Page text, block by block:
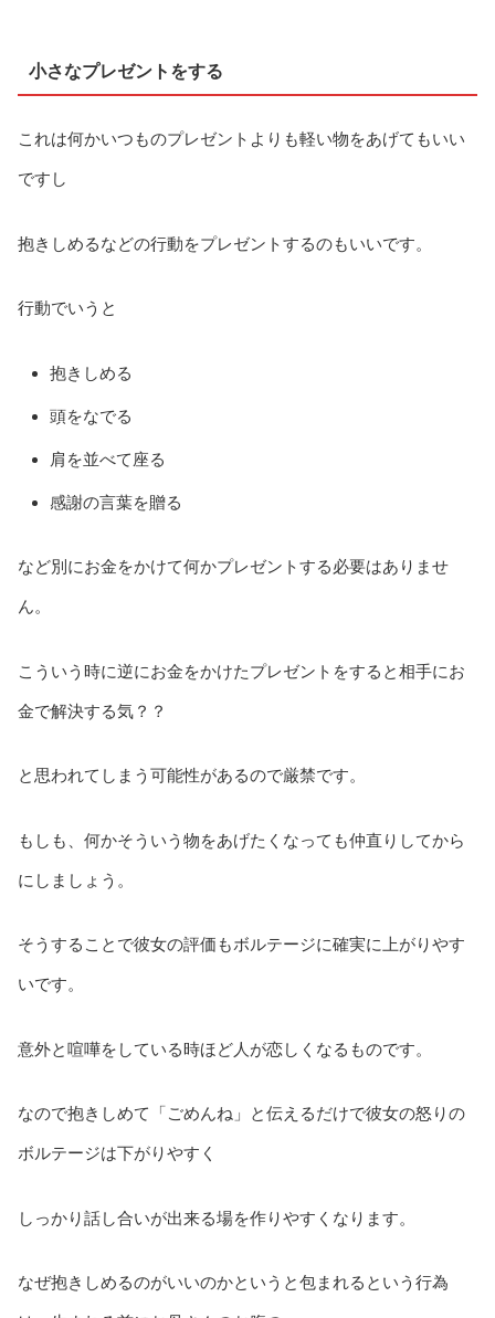
小さなプレゼントをする
これは何かいつものプレゼントよりも軽い物をあげてもいい
ですし
抱きしめるなどの行動をプレゼントするのもいいです。
行動でいうと
抱きしめる
頭をなでる
肩を並べて座る
感謝の言葉を贈る
など別にお金をかけて何かプレゼントする必要はありませ
ん。
こういう時に逆にお金をかけたプレゼントをすると相手にお
金で解決する気？？
と思われてしまう可能性があるので厳禁です。
もしも、何かそういう物をあげたくなっても仲直りしてから
にしましょう。
そうすることで彼女の評価もボルテージに確実に上がりやす
いです。
意外と喧嘩をしている時ほど人が恋しくなるものです。
なので抱きしめて「ごめんね」と伝えるだけで彼女の怒りの
ボルテージは下がりやすく
しっかり話し合いが出来る場を作りやすくなります。
なぜ抱きしめるのがいいのかというと包まれるという行為